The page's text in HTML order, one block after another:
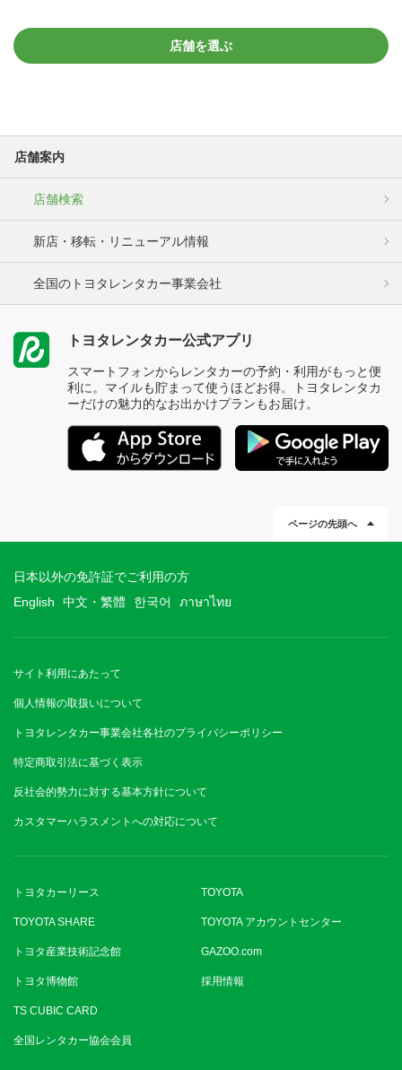
店舗を選ぶ
店舗案内
店舗検索
新店・移転・リニューアル情報
全国のトヨタレンタカー事業会社
トヨタレンタカー公式アプリ
スマートフォンからレンタカーの予約・利用がもっと便
利に。マイルも貯まって使うほどお得。トヨタレンタカ
ーだけの魅力的なお出かけプランもお届け。
ページの先頭へ
日本以外の免許証でご利用の方
English
中文・繁體 한국어 ภาษาไทย
サイト利用にあたって
個人情報の取扱いについて
トヨタレンタカー事業会社各社のプライバシーポリシー
特定商取引法に基づく表示
反社会的勢力に対する基本方針について
カスタマーハラスメントへの対応について
トヨタカーリース TOYOTA
TOYOTA SHARE TOYOTA アカウントセンター
トヨタ産業技術記念館 GAZOO.com
トヨタ博物館 採用情報
TS CUBIC CARD
全国レンタカー協会会員